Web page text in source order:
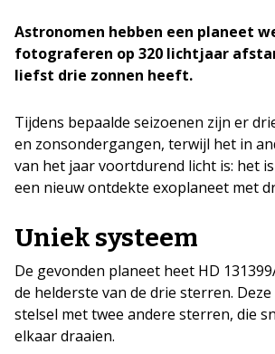
Astronomen hebben een planeet
fotograferen op 320 lichtjaar
liefst drie zonnen heeft.
Tijdens bepaalde seizoenen zijn er
en zonsondergangen, terwijl het in
van het jaar voortdurend licht is: het
een nieuw ontdekte exoplaneet met
Uniek systeem
De gevonden planeet heet HD
de helderste van de drie sterren.
stelsel met twee andere sterren, die
elkaar draaien.